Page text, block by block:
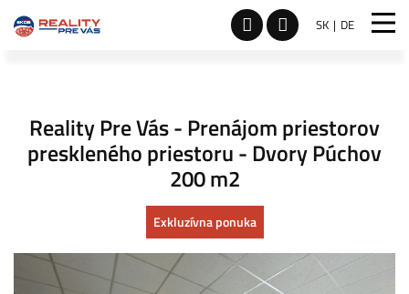
SK DE
Reality Pre Vás - Prenájom priestorov
preskleného priestoru - Dvory Púchov
200 m2
Exkluzívna ponuka